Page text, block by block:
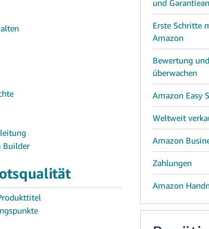
Builder
und
Erste Schritte
Amazon
Bewertung
überwachen
Amazon Easy
Weltweit
Amazon
Zahlungen
Amazon